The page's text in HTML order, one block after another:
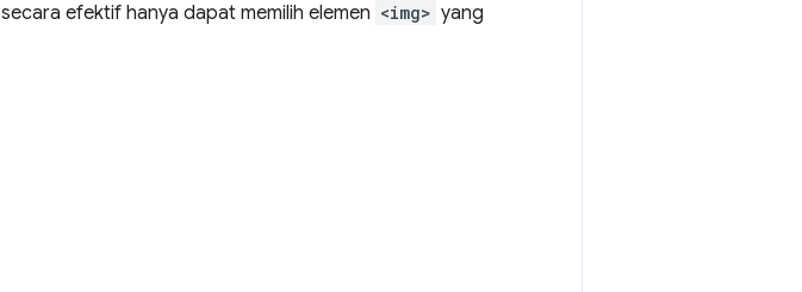
secara efektif hanya dapat memilih elemen <img> yang